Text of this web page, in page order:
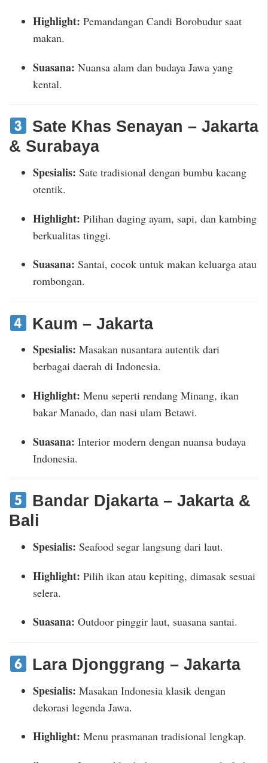
Highlight: Pemandangan Candi Borobudur saat
makan.
Suasana: Nuansa alam dan budaya Jawa yang
kental.
Sate Khas Senayan – Jakarta
& Surabaya
Spesialis: Sate tradisional dengan bumbu kacang
otentik.
Highlight: Pilihan daging ayam, sapi, dan kambing
berkualitas tinggi.
Suasana: Santai, cocok untuk makan keluarga atau
rombongan.
Kaum – Jakarta
Spesialis: Masakan nusantara autentik dari
berbagai daerah di Indonesia.
Highlight: Menu seperti rendang Minang, ikan
bakar Manado, dan nasi ulam Betawi.
Suasana: Interior modern dengan nuansa budaya
Indonesia.
Bandar Djakarta – Jakarta &
Bali
Spesialis: Seafood segar langsung dari laut.
Highlight: Pilih ikan atau kepiting, dimasak sesuai
selera.
Suasana: Outdoor pinggir laut, suasana santai.
Lara Djonggrang – Jakarta
Spesialis: Masakan Indonesia klasik dengan
dekorasi legenda Jawa.
Highlight: Menu prasmanan tradisional lengkap.